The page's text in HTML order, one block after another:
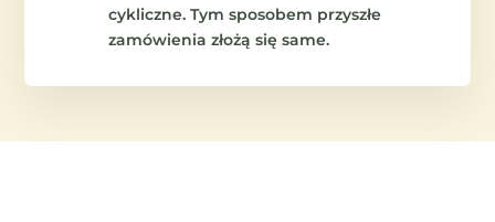
cykliczne. Tym sposobem przyszłe
zamówienia złożą się same.